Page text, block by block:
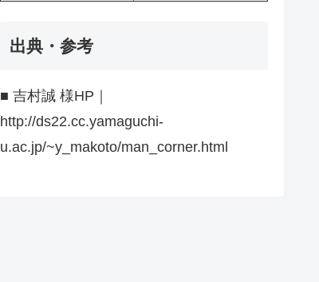
出典・参考
■ 吉村誠 様HP｜
http://ds22.cc.yamaguchi-
u.ac.jp/~y_makoto/man_corner.html